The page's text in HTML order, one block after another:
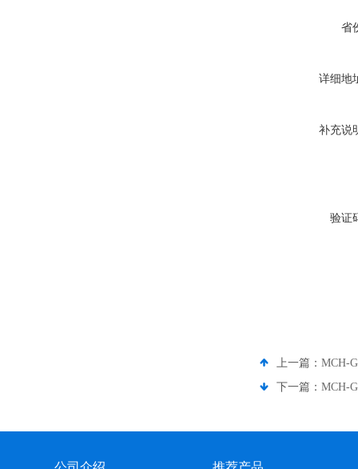
省
详细地
补充说
验证
上一篇： MCH-
下一篇： MCH-